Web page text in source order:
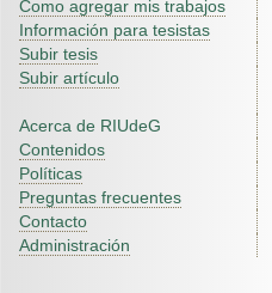
Como agregar mis trabajos
Información para tesistas
Subir tesis
Subir artículo
Acerca de RIUdeG
Contenidos
Políticas
Preguntas frecuentes
Contacto
Administración